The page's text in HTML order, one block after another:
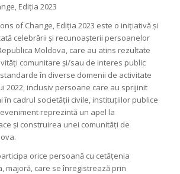
Ediția 2023
of Change, Ediția 2023 este o inițiativă și
celebrării și recunoașterii persoanelor
Moldova, care au atins rezultate
comunitare și/sau de interes public
în diverse domenii de activitate
2022, inclusiv persoane care au sprijinit
în cadrul societății civile, instituțiilor publice
reprezintă un apel la
și construirea unei comunități de
orice persoană cu cetățenia
majoră, care se înregistrează prin